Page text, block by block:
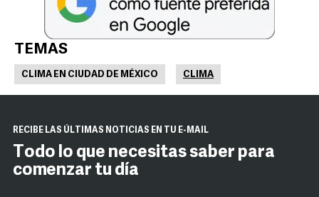
TEMAS
CLIMA EN CIUDAD DE MÉXICO CLIMA
RECIBE LAS ÚLTIMAS NOTICIAS EN TU E-MAIL
Todo lo que necesitas saber para
comenzar tu día